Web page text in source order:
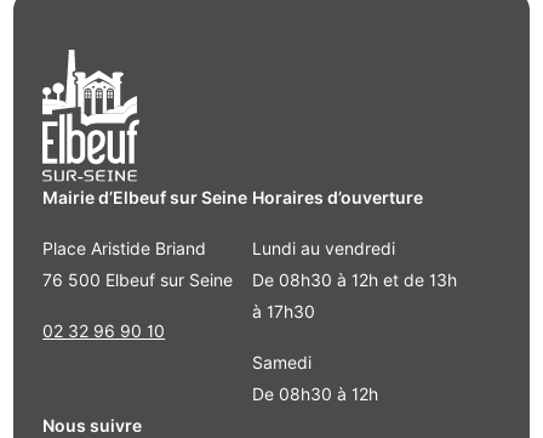
Mairie d’Elbeuf sur Seine
Place Aristide Briand
76 500 Elbeuf sur Seine
02 32 96 90 10
Horaires d’ouverture
Lundi au vendredi
De 08h30 à 12h et de 13h
à 17h30
Samedi
De 08h30 à 12h
Nous suivre